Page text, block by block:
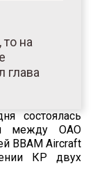
на
глава
состоялась
между ОАО
BBAM Aircraft
КР двух